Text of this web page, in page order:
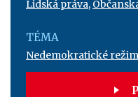
Lidská práva,
TÉMA
Nedemokratické